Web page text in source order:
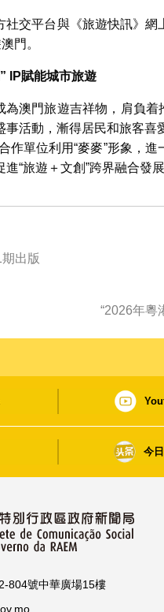
社交平台與《旅遊快訊》
門。
” IP賦能城市旅遊
為澳門旅遊吉祥物，肩負
事活動，漸得居民和旅客
作單位利用“麥麥”形象，
“旅遊＋文創”跨界融合發
期出版
“2026年粵
今
804號中華廣場15樓